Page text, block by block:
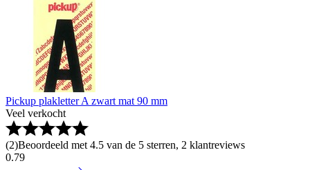
Pickup plakletter A zwart mat 90 mm
Veel verkocht
(2)Beoordeeld met 4.5 van de 5 sterren, 2 klantreviews
0.79